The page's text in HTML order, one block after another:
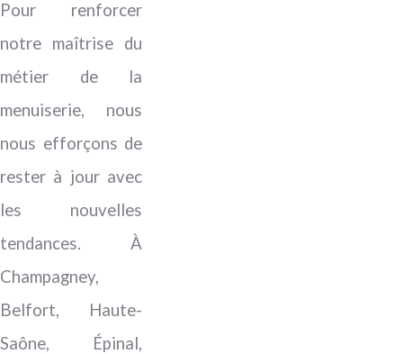
Pour renforcer
notre maîtrise du
métier de la
menuiserie, nous
nous efforçons de
rester à jour avec
les nouvelles
tendances. À
Champagney,
Belfort, Haute-
Saône, Épinal,